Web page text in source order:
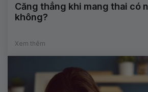
Căng thẳng khi mang thai có
không?
Xem thêm